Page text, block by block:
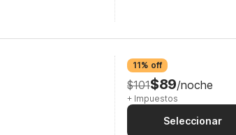
11% off
$101$89/noche
+ Impuestos
Seleccionar